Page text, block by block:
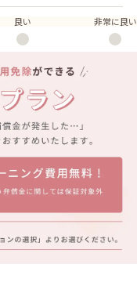
良い 非常に良い